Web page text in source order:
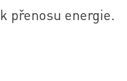
přenosu energie.